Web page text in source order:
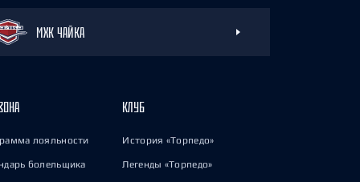
МХК ЧАЙКА
лояльности
болельщика
КЛУБ
История «Торпедо»
Легенды «Торпедо»